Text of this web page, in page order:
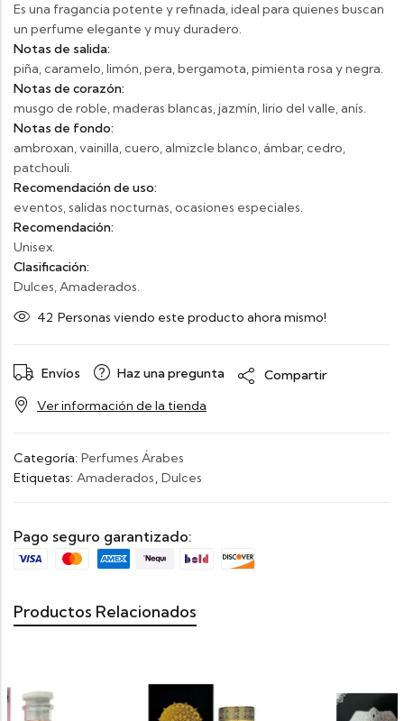
Es una fragancia potente y refinada, ideal para quienes buscan
un perfume elegante y muy duradero.
Notas de salida:
piña, caramelo, limón, pera, bergamota, pimienta rosa y negra.
Notas de corazón:
musgo de roble, maderas blancas, jazmín, lirio del valle, anís.
Notas de fondo:
ambroxan, vainilla, cuero, almizcle blanco, ámbar, cedro,
patchouli.
Recomendación de uso:
eventos, salidas nocturnas, ocasiones especiales.
Recomendación:
Unisex.
Clasificación:
Dulces, Amaderados.
42 Personas viendo este producto ahora mismo!
Envíos Haz una pregunta
Compartir
Ver información de la tienda
Categoría: Perfumes Árabes
Etiquetas: Amaderados, Dulces
Pago seguro garantizado:
Productos Relacionados